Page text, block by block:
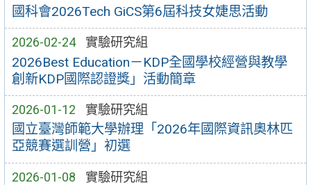
國科會2026Tech GiCS第6屆科技女婕思活動
2026-02-24 實驗研究組
2026Best Education－KDP全國學校經營與教學
創新KDP國際認證獎」活動簡章
2026-01-12 實驗研究組
國立臺灣師範大學辦理「2026年國際資訊奧林匹
亞競賽選訓營」初選
2026-01-08 實驗研究組